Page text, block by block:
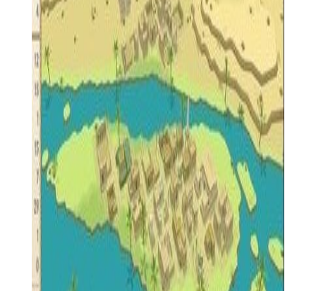
1. 地图编辑器：允许玩家自定义地图，创造独特的游戏环境
和挑战。
2. 多人模式：支持与朋友或全球玩家联机，共同建设或进行
对战。
3. 教育模式：提供关于古埃及历史和文化的丰富知识，让玩
家在游戏中学习知识。
4. 成就系统：完成特定任务和挑战可以获得成就，解锁特殊
奖励和内容。
【古埃及建设者汉化版技巧】
1. 优先发展农业：初期应重点发展农业，确保粮食供应，为
其他建设提供基础。
2. 平衡资源分配：合理安排资源生产与消耗，避免某一种资